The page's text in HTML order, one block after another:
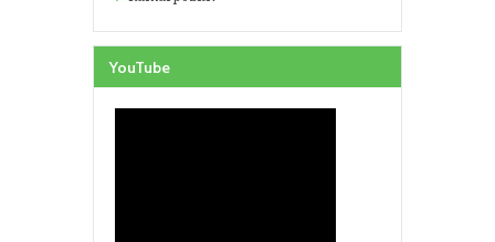
YouTube